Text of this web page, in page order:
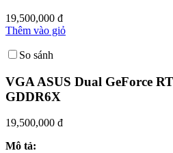
19,500,000 đ
Thêm vào giỏ
So sánh
VGA ASUS Dual GeForce
GDDR6X
19,500,000 đ
Mô tả: